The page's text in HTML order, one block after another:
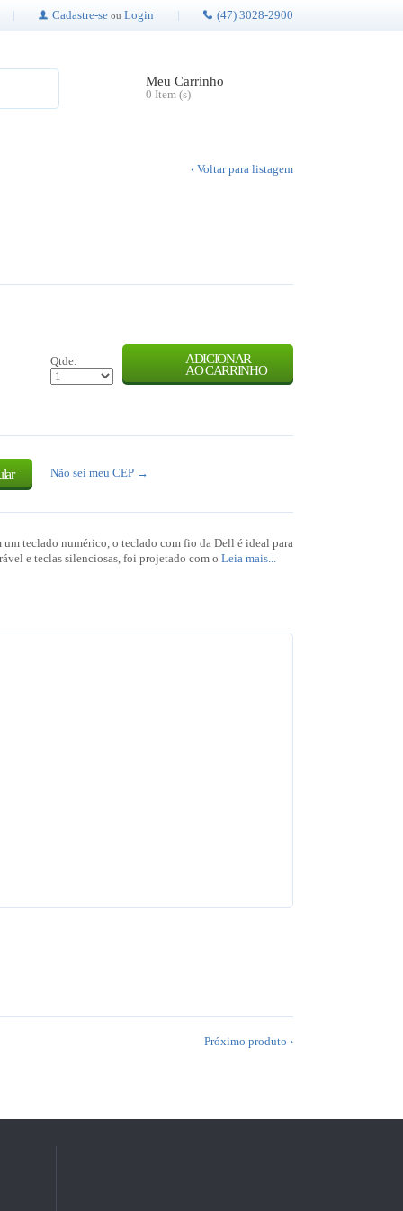
(47) 3028-2900
Cadastre-se ou Login
Meu Carrinho
0 Item (s)
‹ Voltar para listagem
Qtde:
ADICIONAR
AO CARRINHO
Não sei meu CEP →
teclado numérico, o teclado com fio da Dell é ideal para
e teclas silenciosas, foi projetado com o Leia mais...
Próximo produto ›